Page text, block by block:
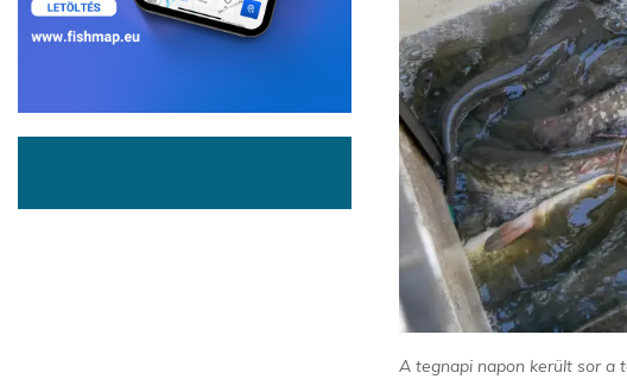
A tegnapi napon került sor a